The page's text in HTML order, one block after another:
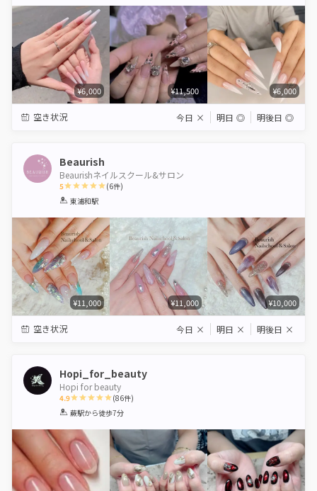
¥6,000 ¥11,500 ¥6,000
空き状況 今日 × 明日 ◎ 明後日 ◎
Beaurish
Beaurishネイルスクール&サロン
5
1 2 3 4 5
(6件)
東浦和駅
¥11,000 ¥11,000 ¥10,000
空き状況 今日 × 明日 × 明後日 ×
Hopi_for_beauty
Hopi for beauty
4.9
1 2 3 4 5
(86件)
蕨駅から徒歩7分